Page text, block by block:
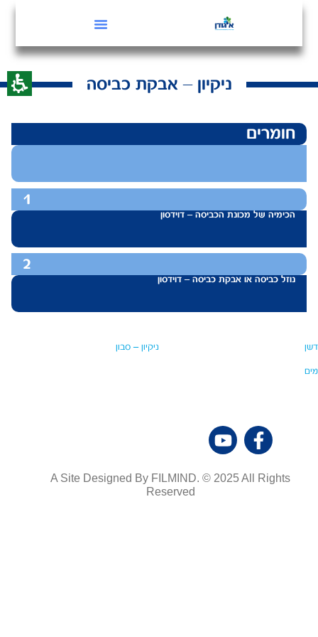
ניקיון – אבקת כביסה
חומרים
1
הכימיה של מכונת הכביסה – דוידסון
2
נוזל כביסה או אבקת כביסה – דוידסון
דשן ניקיון – סבון
מים
A Site Designed By FILMIND. © 2025 All Rights
Reserved